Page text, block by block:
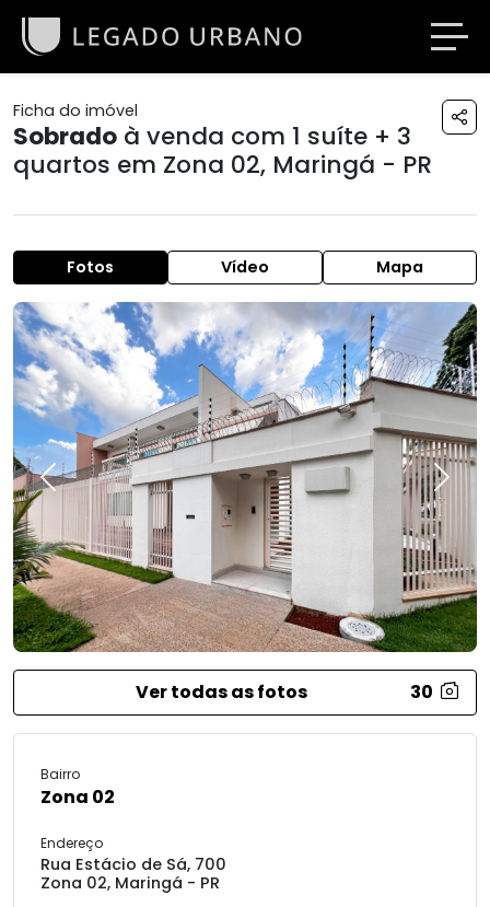
Ficha do imóvel
Sobrado à venda com 1 suíte + 3
quartos em Zona 02, Maringá - PR
Fotos Vídeo Mapa
Previous Next
Ver todas as fotos 30
Bairro
Zona 02
Endereço
Rua Estácio de Sá, 700
Zona 02, Maringá - PR